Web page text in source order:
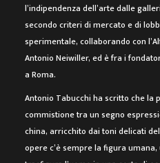
l’indipendenza dell’arte dalle
secondo criteri di mercato e di
sperimentale, collaborando con
Antonio Neiwiller, ed è fra i
a Roma.
Antonio Tabucchi ha scritto che la
commistione tra un segno
china, arricchito dai toni delicati
opere c’è sempre la figura